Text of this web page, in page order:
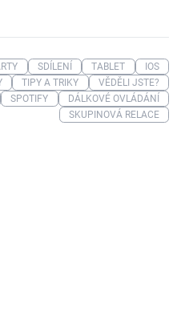
SDÍLENÍ TABLET
IOS
TIPY A TRIKY
VĚDĚLI JSTE?
SPOTIFY
DÁLKOVÉ OVLÁDÁNÍ
SKUPINOVÁ RELACE